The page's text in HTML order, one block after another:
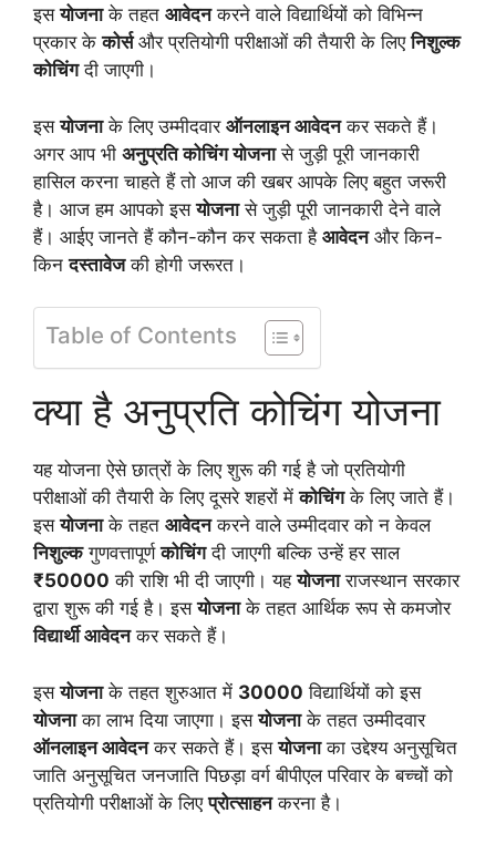
इसयोजनाके तहत आवेदनकरने वाले विद्यार्थियों को विभिन्न
प्रकार केकोर्सऔर प्रतियोगी परीक्षाओं की तैयारी के लिएनिशुल्क
कोचिंगदी जाएगी।
इसयोजनाके लिए उम्मीदवार ऑनलाइन आवेदनकर सकते हैं।
अगर आप भी अनुप्रति कोचिंग योजनासे जुड़ी पूरी जानकारी
हासिल करना चाहते हैं तो आज की खबर आपके लिए बहुत जरूरी
है। आज हम आपको इसयोजनासे जुड़ी पूरी जानकारी देने वाले
हैं। आईए जानते हैं कौन-कौन कर सकता है आवेदनऔर किन-
किनदस्तावेजकी होगी जरूरत।
Table of Contents
क्या है अनुप्रति कोचिंग योजना
यह योजना ऐसे छात्रों के लिए शुरू की गई है जो प्रतियोगी
परीक्षाओं की तैयारी के लिए दूसरे शहरों मेंकोचिंगके लिए जाते हैं।
इसयोजनाके तहत आवेदनकरने वाले उम्मीदवार को न केवल
निशुल्कगुणवत्तापूर्णकोचिंगदी जाएगी बल्कि उन्हें हर साल
₹50000 की राशि भी दी जाएगी। यहयोजनाराजस्थान सरकार
द्वारा शुरू की गई है। इसयोजनाके तहत आर्थिक रूप से कमजोर
विद्यार्थी आवेदनकर सकते हैं।
इसयोजनाके तहत शुरुआत में 30000 विद्यार्थियों को इस
योजनाका लाभ दिया जाएगा। इसयोजनाके तहत उम्मीदवार
ऑनलाइन आवेदनकर सकते हैं। इसयोजनाका उद्देश्य अनुसूचित
जाति अनुसूचित जनजाति पिछड़ा वर्ग बीपीएल परिवार के बच्चों को
प्रतियोगी परीक्षाओं के लिएप्रोत्साहनकरना है।